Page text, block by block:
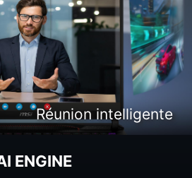
Divertissement intelligent
de contenu intelligente
Réunion intelligente
Gaming intelligent
ENGINE